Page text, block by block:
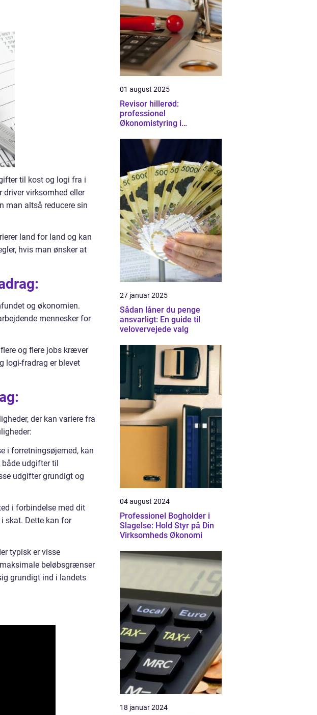
til kost og logi fra i
virksomhed eller
man altså reducere sin
land for land og kan
hvis man ønsker at
og økonomien.
mennesker for
og flere jobs kræver
logi-fradrag er blevet
der kan variere fra
i forretningsøjemed, kan
udgifter til
udgifter grundigt og
i forbindelse med dit
skat. Dette kan for
typisk er visse
beløbsgrænser
grundigt ind i landets
01 august 2025
Revisor hillerød:
professionel
Økonomistyring i
27 januar 2025
Sådan låner du penge
ansvarligt: En guide til
velovervejede valg
04 august 2024
Professionel Bogholder i
Slagelse: Hold Styr på Din
Virksomheds Økonomi
18 januar 2024